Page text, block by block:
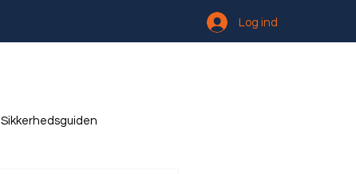
Log ind
Sikkerhedsguiden